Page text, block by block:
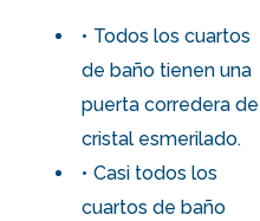
Todos los cuartos
de baño tienen una
puerta corredera de
cristal esmerilado.
Casi todos los
cuartos de baño